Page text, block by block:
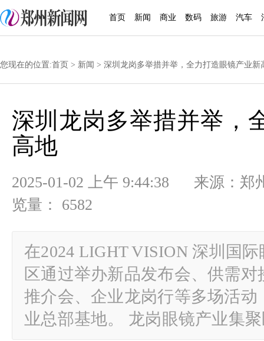
首页 新闻 商业 数码 旅游 汽车
您现在的位置:首页 > 新闻 > 深圳龙岗多举措并举，全力打造眼镜产业新
深圳龙岗多举措并举，
高地
2025-01-02 上午 9:44:38 来源：
览量： 6582
在2024 LIGHT VISION 深圳国
区通过举办新品发布会、供需
推介会、企业龙岗行等多场活
业总部基地。 龙岗眼镜产业集